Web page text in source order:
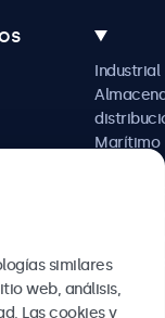
Industrial
Marítimo
AV y
Sanidad
similares
web, análisis,
Las cookies y